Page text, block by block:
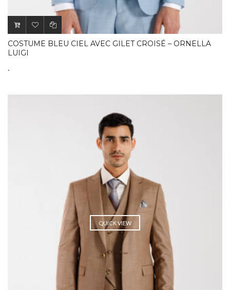
COSTUME BLEU CIEL AVEC GILET CROISÉ – ORNELLA
LUIGI
.
QUICK VIEW